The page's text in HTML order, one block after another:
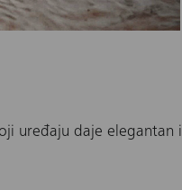
uređaju daje elegantan i